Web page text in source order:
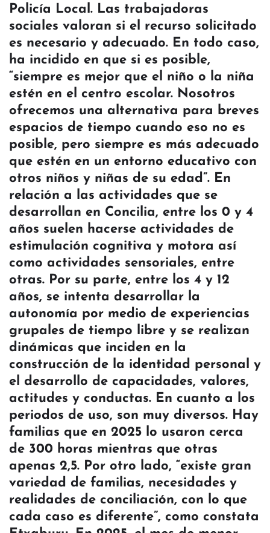
Policía Local. Las trabajadoras
sociales valoran si el recurso solicitado
es necesario y adecuado. En todo caso,
ha incidido en que si es posible,
“siempre es mejor que el niño o la niña
estén en el centro escolar. Nosotros
ofrecemos una alternativa para breves
espacios de tiempo cuando eso no es
posible, pero siempre es más adecuado
que estén en un entorno educativo con
otros niños y niñas de su edad”. En
relación a las actividades que se
desarrollan en Concilia, entre los 0 y 4
años suelen hacerse actividades de
estimulación cognitiva y motora así
como actividades sensoriales, entre
otras. Por su parte, entre los 4 y 12
años, se intenta desarrollar la
autonomía por medio de experiencias
grupales de tiempo libre y se realizan
dinámicas que inciden en la
construcción de la identidad personal y
el desarrollo de capacidades, valores,
actitudes y conductas. En cuanto a los
periodos de uso, son muy diversos. Hay
familias que en 2025 lo usaron cerca
de 300 horas mientras que otras
apenas 2,5. Por otro lado, “existe gran
variedad de familias, necesidades y
realidades de conciliación, con lo que
cada caso es diferente”, como constata